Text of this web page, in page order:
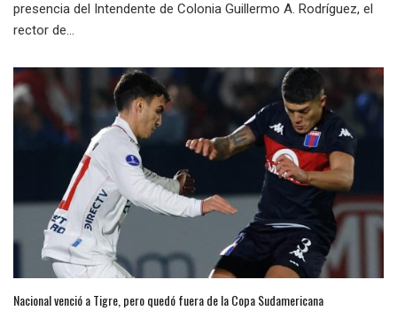
presencia del Intendente de Colonia Guillermo A. Rodríguez, el
rector de...
Nacional venció a Tigre, pero quedó fuera de la Copa Sudamericana